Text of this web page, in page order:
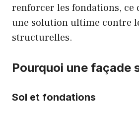
renforcer les fondations, ce
une solution ultime contre
structurelles.
Pourquoi une façade
Sol et fondations